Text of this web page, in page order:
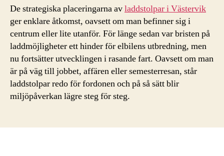
De strategiska placeringarna avladdstolpar i Västervik
ger enklare åtkomst, oavsett om man befinner sig i
centrum eller lite utanför. För länge sedan var bristen på
laddmöjligheter ett hinder för elbilens utbredning, men
nu fortsätter utvecklingen i rasande fart. Oavsett om man
är på väg till jobbet, affären eller semesterresan, står
laddstolpar redo för fordonen och på så sätt blir
miljöpåverkan lägre steg för steg.